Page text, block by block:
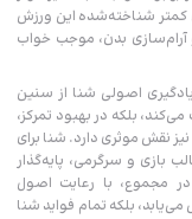
کمتر شناخته‌شده‌ این ورزش
بدن، موجب خواب
اصولی شنا از سنین
بلکه در بهبود تمرکز،
نقش موثری دارد. شنا برای
بازی و سرگرمی، پایه‌گذار
مجموع، با رعایت اصول
بلکه تمام فواید شنا